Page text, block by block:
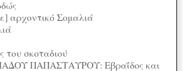
αρχοντικό Σομαλιά
του σκοταδιού
ΠΑΠΑΣΤΑΥΡΟΥ: Εβραΐδος και